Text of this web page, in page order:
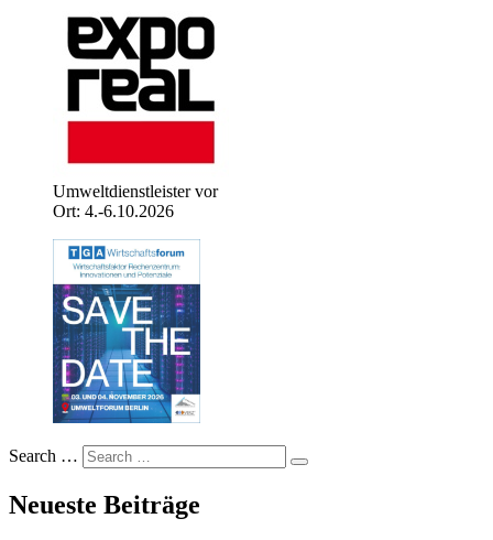
Umweltdienstleister vor
Ort: 4.-6.10.2026
Search …
Neueste Beiträge